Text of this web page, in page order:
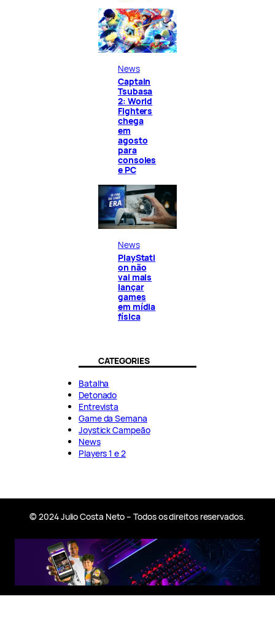
News
Captain
Tsubasa
2: World
Fighters
chega
em
agosto
para
consoles
e PC
News
PlayStati
on não
vai mais
lançar
games
em mídia
física
CATEGORIES
Batalha
Detonado
Entrevista
Game da Semana
Joystick Campeão
News
Players 1 e 2
© 2024 Julio Costa Neto – Todos os direitos reservados.